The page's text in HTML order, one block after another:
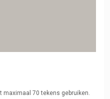
70 tekens gebruiken.